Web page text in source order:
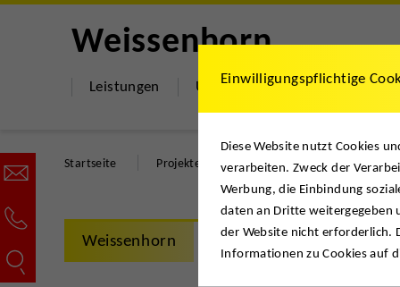
Weissenhorn
Leistungen Über uns Hilfe &
Startseite Projekte & News STADTARCHIV
Weissenhorn
Einwilligungspflichtige
Diese Website nutzt Cookies
verarbeiten. Zweck der
Werbung, die Einbindung
daten an Dritte
der Website nicht erforderlich.
Informationen zu Cookies auf